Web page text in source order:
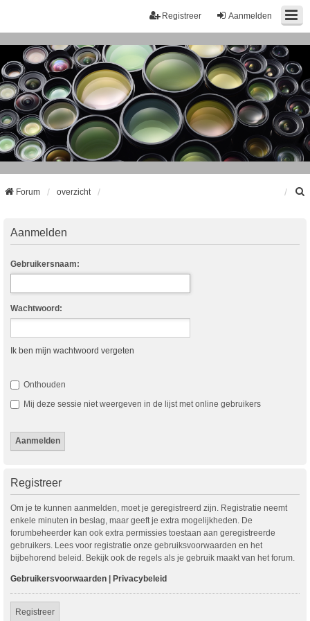
Aanmelden
Registreer
Forum overzicht
Aanmelden
Gebruikersnaam:
Wachtwoord:
Ik ben mijn wachtwoord vergeten
Onthouden
Mij deze sessie niet weergeven in de lijst met online gebruikers
Registreer
Om je te kunnen aanmelden, moet je geregistreerd zijn. Registratie neemt
enkele minuten in beslag, maar geeft je extra mogelijkheden. De
forumbeheerder kan ook extra permissies toestaan aan geregistreerde
gebruikers. Lees voor registratie onze gebruiksvoorwaarden en het
bijbehorend beleid. Bekijk ook de regels als je gebruik maakt van het forum.
Gebruikersvoorwaarden | Privacybeleid
Registreer